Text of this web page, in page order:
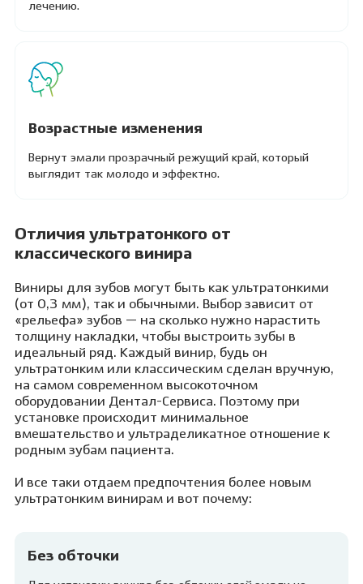
лечению.
Возрастные изменения
Вернут эмали прозрачный режущий край, который
выглядит так молодо и эффектно.
Отличия ультратонкого от
классического винира
Виниры для зубов могут быть как ультратонкими
(от 0,3 мм), так и обычными. Выбор зависит от
«рельефа» зубов — на сколько нужно нарастить
толщину накладки, чтобы выстроить зубы в
идеальный ряд. Каждый винир, будь он
ультратонким или классическим сделан вручную,
на самом современном высокоточном
оборудовании Дентал-Сервиса. Поэтому при
установке происходит минимальное
вмешательство и ультраделикатное отношение к
родным зубам пациента.
И все таки отдаем предпочтения более новым
ультратонким винирам и вот почему:
Без обточки